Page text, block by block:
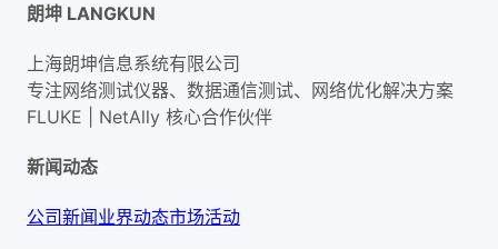
朗坤 LANGKUN
上海朗坤信息系统有限公司
专注网络测试仪器、数据通信测试、网络优化解决方案
FLUKE | NetAlly 核心合作伙伴
新闻动态
公司新闻业界动态市场活动